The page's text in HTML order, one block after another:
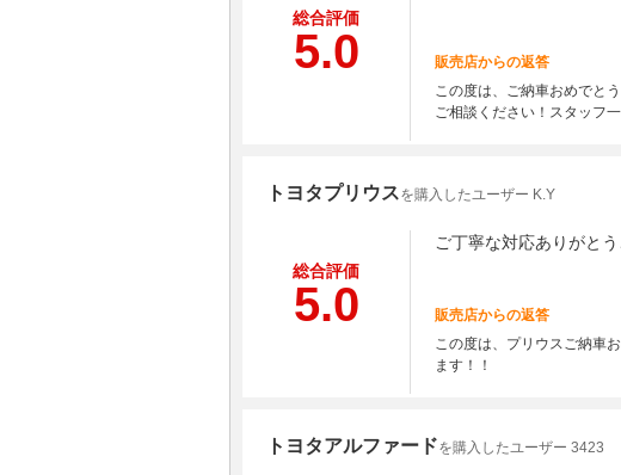
総合評価
5.0
販売店からの返答
この度は、ご納車おめでと
ご相談ください！スタッフ
トヨタプリウスを購入したユーザー K.Y
総合評価
5.0
ご丁寧な対応ありがと
販売店からの返答
この度は、プリウスご納車
ます！！
トヨタアルファードを購入したユーザー 3423